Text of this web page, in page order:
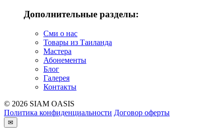
Дополнительные разделы:
Сми о нас
Товары из Таиланда
Мастера
Абонементы
Блог
Галерея
Контакты
© 2026 SIAM OASIS
Политика конфиденциальности Договор оферты
✉